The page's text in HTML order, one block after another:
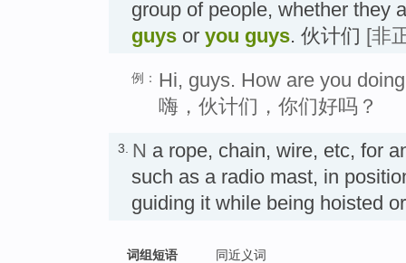
group of people, whether they
guys or you guys. 伙计们 [非
例： Hi, guys. How are you
嗨，伙计们，你们好吗？
3. N a rope, chain, wire, etc, for
such as a radio mast, in
guiding it while being hoisted
词组短语 同近义词